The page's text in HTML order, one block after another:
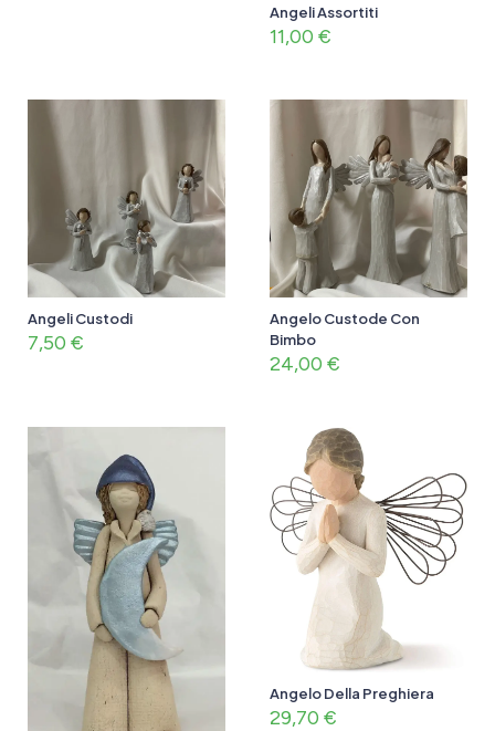
Angeli Assortiti
11,00 €
Angeli Custodi
7,50 €
Angelo Custode Con
Bimbo
24,00 €
Angelo Della Preghiera
29,70 €